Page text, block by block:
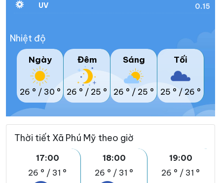
UV
0.15
Nhiệt độ
Ngày
26 ° / 30 °
Đêm
26 ° / 25 °
Sáng
26 ° / 25 °
Tối
25 ° / 26 °
Thời tiết Xã Phú Mỹ theo giờ
17:00
26 ° / 31 °
18:00
26 ° / 31 °
19:00
26 ° / 31 °